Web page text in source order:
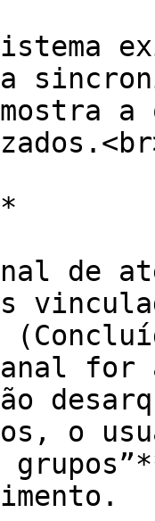
a
de
for
o